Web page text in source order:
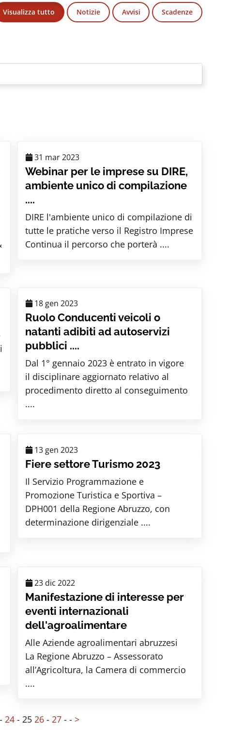
Visualizza tutto Notizie Avvisi Scadenze
31 mar 2023
Webinar per le imprese su DIRE,
ambiente unico di compilazione
....
DIRE l'ambiente unico di compilazione di
tutte le pratiche verso il Registro Imprese
Continua il percorso che porterà ....
18 gen 2023
Ruolo Conducenti veicoli o
natanti adibiti ad autoservizi
pubblici ....
Dal 1° gennaio 2023 è entrato in vigore
il disciplinare aggiornato relativo al
procedimento diretto al conseguimento
....
13 gen 2023
Fiere settore Turismo 2023
Il Servizio Programmazione e
Promozione Turistica e Sportiva –
DPH001 della Regione Abruzzo, con
determinazione dirigenziale ....
23 dic 2022
Manifestazione di interesse per
eventi internazionali
dell'agroalimentare
Alle Aziende agroalimentari abruzzesi
La Regione Abruzzo – Assessorato
all’Agricoltura, la Camera di commercio
....
- 24 - 25 26 - 27 - - >